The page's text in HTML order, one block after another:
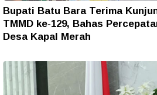
Bupati Batu Bara Terima
TMMD ke-129, Bahas
Desa Kapal Merah